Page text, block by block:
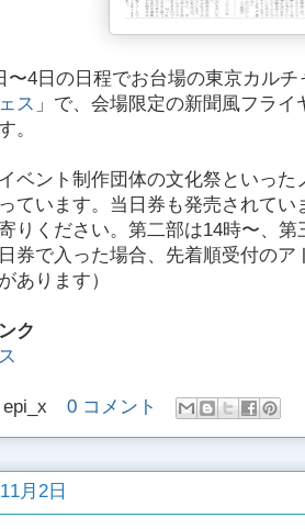
〜4日の日程でお台場の東京カル
ス 」で、会場限定の新聞風フラ
。
ベント制作団体の文化祭といっ
ています。当日券も発売されて
りください。第二部は14時〜、
券で入った場合、先着順受付の
あります）
ク
epi_x 0 コメント
月2日